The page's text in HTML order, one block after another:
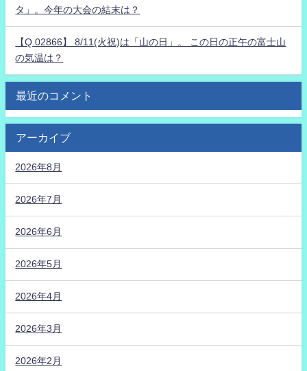
タ」。今年の大会の結末は？
【Q.02866】 8/11(火祝)は「山の日」。 この日の正午の富士山
の気温は？
最近のコメント
アーカイブ
2026年8月
2026年7月
2026年6月
2026年5月
2026年4月
2026年3月
2026年2月